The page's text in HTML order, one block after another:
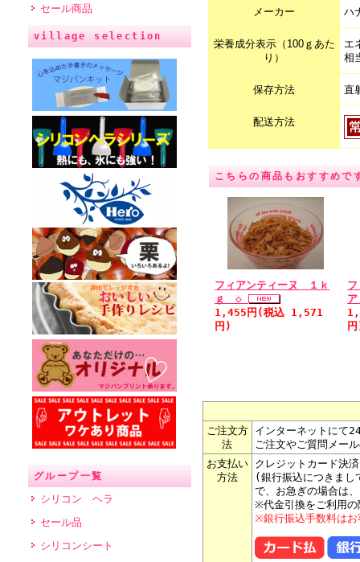
セール商品
village selection
グループ一覧
シリコン ヘラ
セール品
シリコンシート
メーカー ハ
栄養成分表示（100ｇあた
り）
エ
相
保存方法 直
配送方法
こちらの商品もおすすめで
フィアンティーヌ １ｋ
ｇ ◇
1,455円(税込 1,571
円)
ご注文方
法
インターネットにて
ご注文やご質問メー
お支払い
方法
クレジットカード決
(銀行振込につきまし
で、お急ぎの場合は
※代金引換をご利用の
※銀行振込手数料はお